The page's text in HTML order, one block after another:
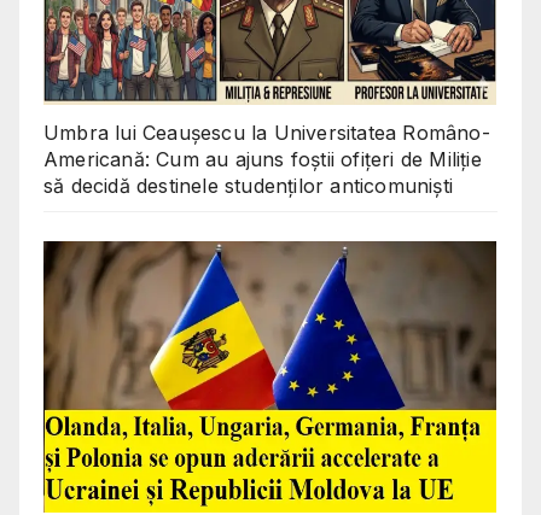
Umbra lui Ceaușescu la Universitatea Româno-
Americană: Cum au ajuns foștii ofițeri de Miliție
să decidă destinele studenților anticomuniști